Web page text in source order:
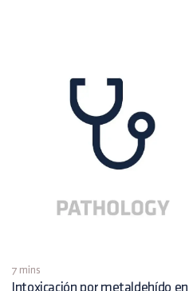
7 mins
Intoxicación por metaldehído en